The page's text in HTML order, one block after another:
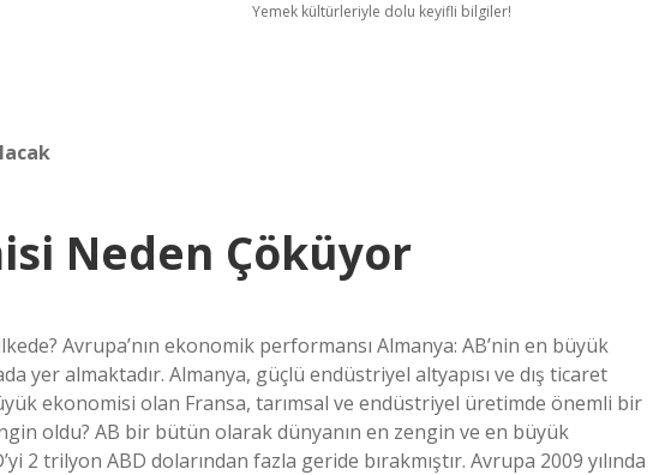
Yemek kültürleriyle dolu keyifli bilgiler!
Neden Çöküyor
Avrupa’nın ekonomik performansı Almanya: AB’nin en büyük
yer almaktadır. Almanya, güçlü endüstriyel altyapısı ve dış ticaret
ekonomisi olan Fransa, tarımsal ve endüstriyel üretimde önemli bir
oldu? AB bir bütün olarak dünyanın en zengin ve en büyük
2 trilyon ABD dolarından fazla geride bırakmıştır. Avrupa 2009 yılında